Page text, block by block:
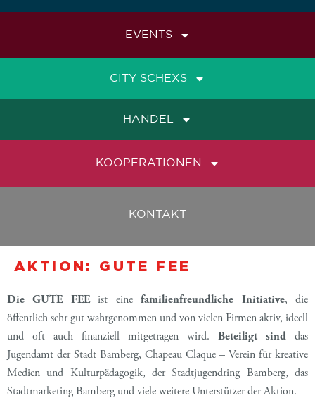
EVENTS
CITY SCHEXS
HANDEL
KOOPERATIONEN
KONTAKT
AKTION: GUTE FEE
Die GUTE FEEist einefamilienfreundliche Initiative, die
öffentlich sehr gut wahrgenommen und von vielen Firmen aktiv, ideell
und oft auch finanziell mitgetragen wird. Beteiligt sind das
Jugendamt der Stadt Bamberg, Chapeau Claque – Verein für kreative
Medien und Kulturpädagogik, der Stadtjugendring Bamberg, das
Stadtmarketing Bamberg und viele weitere Unterstützer der Aktion.